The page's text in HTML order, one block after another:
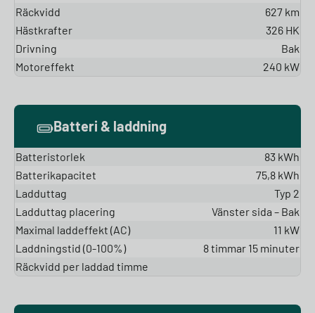
Räckvidd
627 km
Hästkrafter
326 HK
Drivning
Bak
Motoreffekt
240 kW
Batteri & laddning
Batteristorlek
83 kWh
Batterikapacitet
75,8 kWh
Ladduttag
Typ 2
Ladduttag placering
Vänster sida – Bak
Maximal laddeffekt (AC)
11 kW
Laddningstid (0-100%)
8 timmar 15 minuter
Räckvidd per laddad timme